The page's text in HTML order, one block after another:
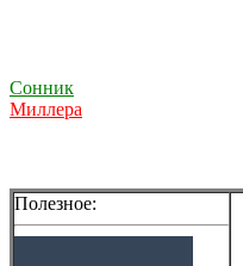
Сонник
Миллера
Полезное: